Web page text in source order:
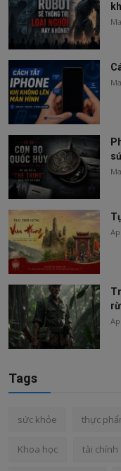
Tags
sức khỏe thực
Khoa học tài chính